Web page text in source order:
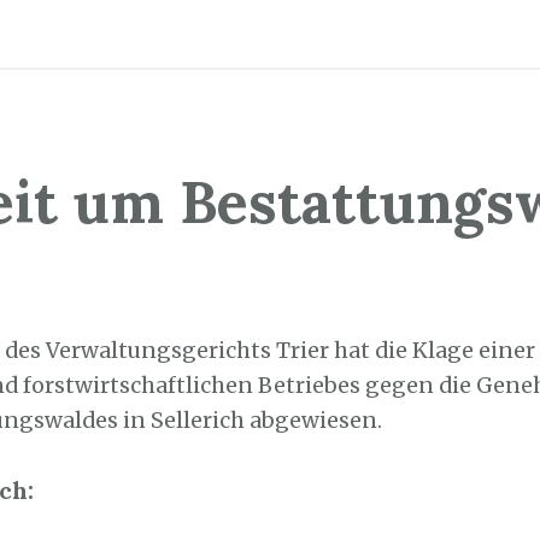
um
des Verwaltungsgerichts Trier hat die Klage
forstwirtschaftlichen Betriebes gegen die
in Sellerich abgewiesen.